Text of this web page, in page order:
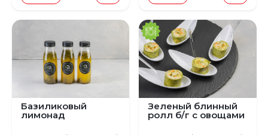
Базиликовый
лимонад
Зеленый блинный
ролл б/г с овощами